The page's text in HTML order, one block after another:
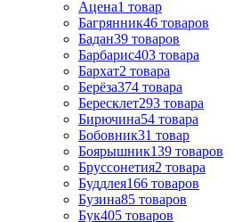
Ацена1 товар
Багрянник46 товаров
Бадан39 товаров
Барбарис403 товара
Бархат2 товара
Берёза374 товара
Бересклет293 товара
Бирючина54 товара
Бобовник31 товар
Боярышник139 товаров
Бруссонетия2 товара
Буддлея166 товаров
Бузина85 товаров
Бук405 товаров